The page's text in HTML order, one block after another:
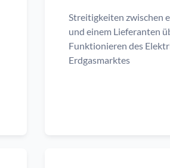
Streitigkeiten zwischen
und einem Lieferanten
Funktionieren des
Erdgasmarktes